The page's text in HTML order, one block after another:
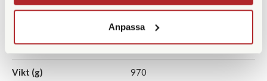
Anpassa
Vattentät
Vikt (g) 970